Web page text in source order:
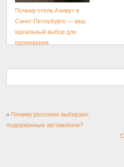
Почему отель Азимут в
Санкт-Петербурге — ваш
идеальный выбор для
проживания
« Почему россияне выбирают
подержанные автомобили?